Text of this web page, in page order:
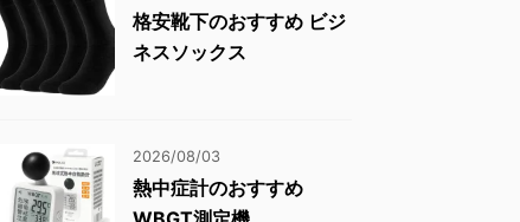
格安靴下のおすすめ ビジ
ネスソックス
2026/08/03
熱中症計のおすすめ